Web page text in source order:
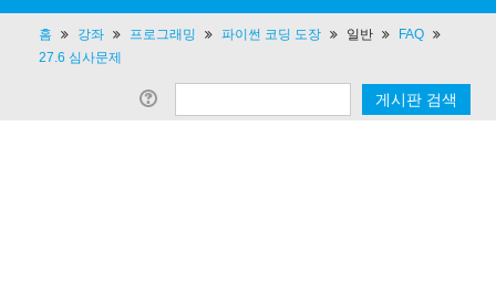
홈 강좌 프로그래밍 파이썬 코딩 도장 일반
FAQ
27.6 심사문제